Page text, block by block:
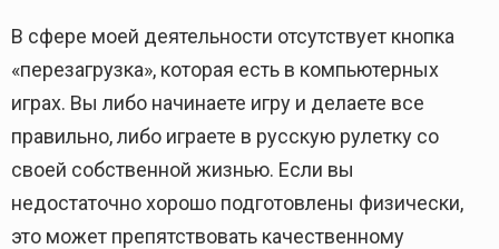
В сфере моей деятельности отсутствует кнопка
«перезагрузка», которая есть в компьютерных
играх. Вы либо начинаете игру и делаете все
правильно, либо играете в русскую рулетку со
своей собственной жизнью. Если вы
недостаточно хорошо подготовлены физически,
это может препятствовать качественному